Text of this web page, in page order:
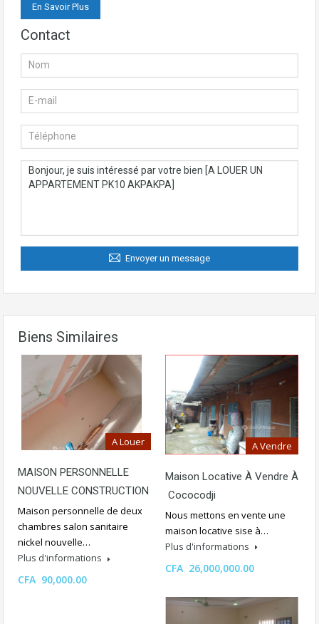
En Savoir Plus
Contact
Envoyer un message
Biens Similaires
A Louer
MAISON PERSONNELLE
NOUVELLE CONSTRUCTION
Maison personnelle de deux
chambres salon sanitaire
nickel nouvelle…
Plus d'informations
CFA 90,000.00
A Vendre
Maison Locative À Vendre À
Cococodji
Nous mettons en vente une
maison locative sise à…
Plus d'informations
CFA 26,000,000.00